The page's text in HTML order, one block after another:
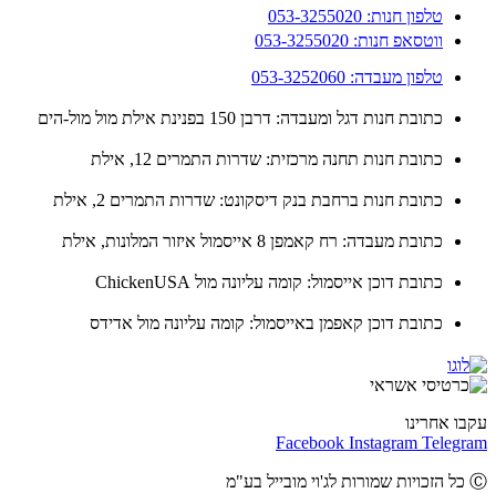
טלפון חנות: 053-3255020
ווטסאפ חנות: 053-3255020
טלפון מעבדה: 053-3252060
כתובת חנות דגל ומעבדה: דרבן 150 בפנינת אילת מול מול-הים
כתובת חנות תחנה מרכזית: שדרות התמרים 12, אילת
כתובת חנות ברחבת בנק דיסקונט: שדרות התמרים 2, אילת
כתובת מעבדה: רח קאמפן 8 אייסמול איזור המלונות, אילת
כתובת דוכן אייסמול: קומה עליונה מול ChickenUSA
כתובת דוכן קאפמן באייסמול: קומה עליונה מול אדידס
אחרינו
Facebook Instagram